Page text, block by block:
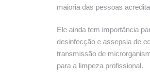
maioria das pessoas
Ele ainda tem importância
desinfecção e assepsia de
transmissão de
para a limpeza profissional.